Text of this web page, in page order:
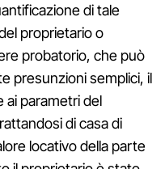
di tale
proprietario o
probatorio, che può
presunzioni semplici, il
ai parametri del
di casa di
locativo della parte